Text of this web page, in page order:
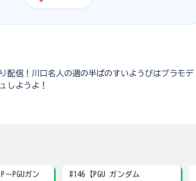
配信！川口名人の週の半ばのすいようびはプラモデ
しようよ！
～PGUガン
#146【PGU ガンダム